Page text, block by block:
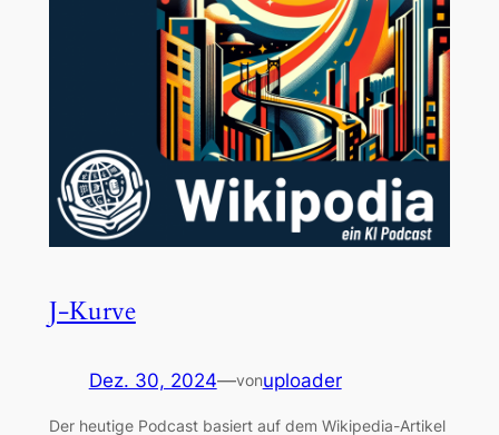
J-Kurve
Dez. 30, 2024—vonuploader
Der heutige Podcast basiert auf dem Wikipedia-Artikel